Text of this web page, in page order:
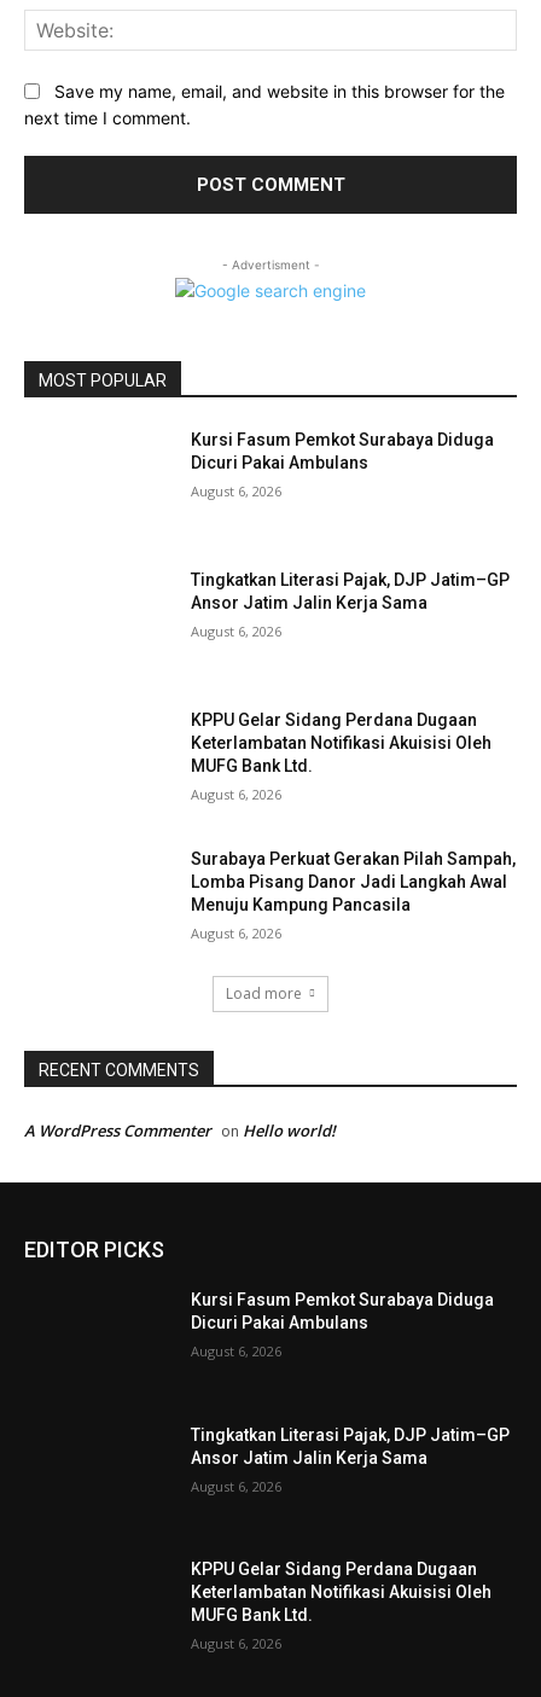
Save my name, email, and website in this browser for the
next time I comment.
- Advertisment -
MOST POPULAR
Kursi Fasum Pemkot Surabaya Diduga
Dicuri Pakai Ambulans
August 6, 2026
Tingkatkan Literasi Pajak, DJP Jatim–GP
Ansor Jatim Jalin Kerja Sama
August 6, 2026
KPPU Gelar Sidang Perdana Dugaan
Keterlambatan Notifikasi Akuisisi Oleh
MUFG Bank Ltd.
August 6, 2026
Surabaya Perkuat Gerakan Pilah Sampah,
Lomba Pisang Danor Jadi Langkah Awal
Menuju Kampung Pancasila
August 6, 2026
Load more
RECENT COMMENTS
A WordPress Commenter on Hello world!
EDITOR PICKS
Kursi Fasum Pemkot Surabaya Diduga
Dicuri Pakai Ambulans
August 6, 2026
Tingkatkan Literasi Pajak, DJP Jatim–GP
Ansor Jatim Jalin Kerja Sama
August 6, 2026
KPPU Gelar Sidang Perdana Dugaan
Keterlambatan Notifikasi Akuisisi Oleh
MUFG Bank Ltd.
August 6, 2026